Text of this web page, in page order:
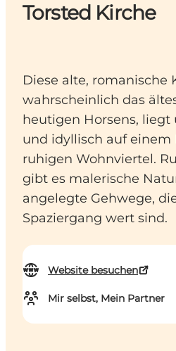
Torsted Kirche
Diese alte, romanische
wahrscheinlich das
heutigen Horsens,
und idyllisch auf einem
ruhigen Wohnviertel.
gibt es malerische
angelegte Gehwege,
Spaziergang wert sind.
Website besuchen
Mir selbst, Mein Partner